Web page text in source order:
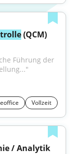
(QCM)
Führung der
Vollzeit
/ Analytik